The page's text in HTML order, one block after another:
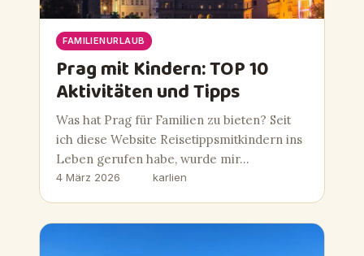
FAMILIENURLAUB
Prag mit Kindern: TOP 10
Aktivitäten und Tipps
Was hat Prag für Familien zu bieten? Seit
ich diese Website Reisetippsmitkindern ins
Leben gerufen habe, wurde mir…
4 März 2026 karlien